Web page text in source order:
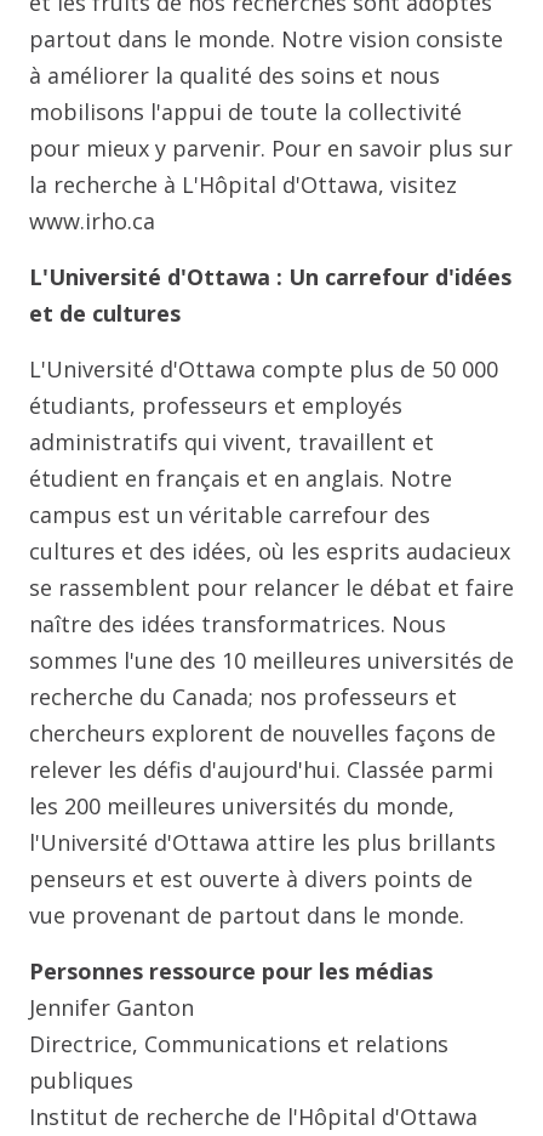
partout dans le monde. Notre vision consiste
à améliorer la qualité des soins et nous
mobilisons l'appui de toute la collectivité
pour mieux y parvenir. Pour en savoir plus sur
la recherche à L'Hôpital d'Ottawa, visitez
www.irho.ca
L'Université d'Ottawa : Un carrefour d'idées
et de cultures
L'Université d'Ottawa compte plus de 50 000
étudiants, professeurs et employés
administratifs qui vivent, travaillent et
étudient en français et en anglais. Notre
campus est un véritable carrefour des
cultures et des idées, où les esprits audacieux
se rassemblent pour relancer le débat et faire
naître des idées transformatrices. Nous
sommes l'une des 10 meilleures universités de
recherche du Canada; nos professeurs et
chercheurs explorent de nouvelles façons de
relever les défis d'aujourd'hui. Classée parmi
les 200 meilleures universités du monde,
l'Université d'Ottawa attire les plus brillants
penseurs et est ouverte à divers points de
vue provenant de partout dans le monde.
Personnes ressource pour les médias
Jennifer Ganton
Directrice, Communications et relations
publiques
Institut de recherche de l'Hôpital d'Ottawa